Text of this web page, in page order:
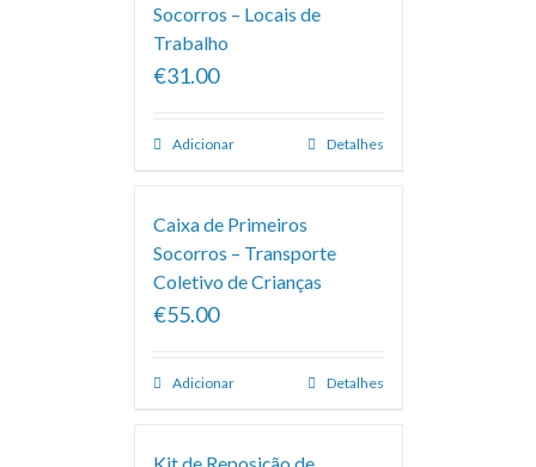
Socorros – Locais de
Trabalho
€31.00
Adicionar Detalhes
Caixa de Primeiros
Socorros – Transporte
Coletivo de Crianças
€55.00
Adicionar Detalhes
Kit de Reposição de